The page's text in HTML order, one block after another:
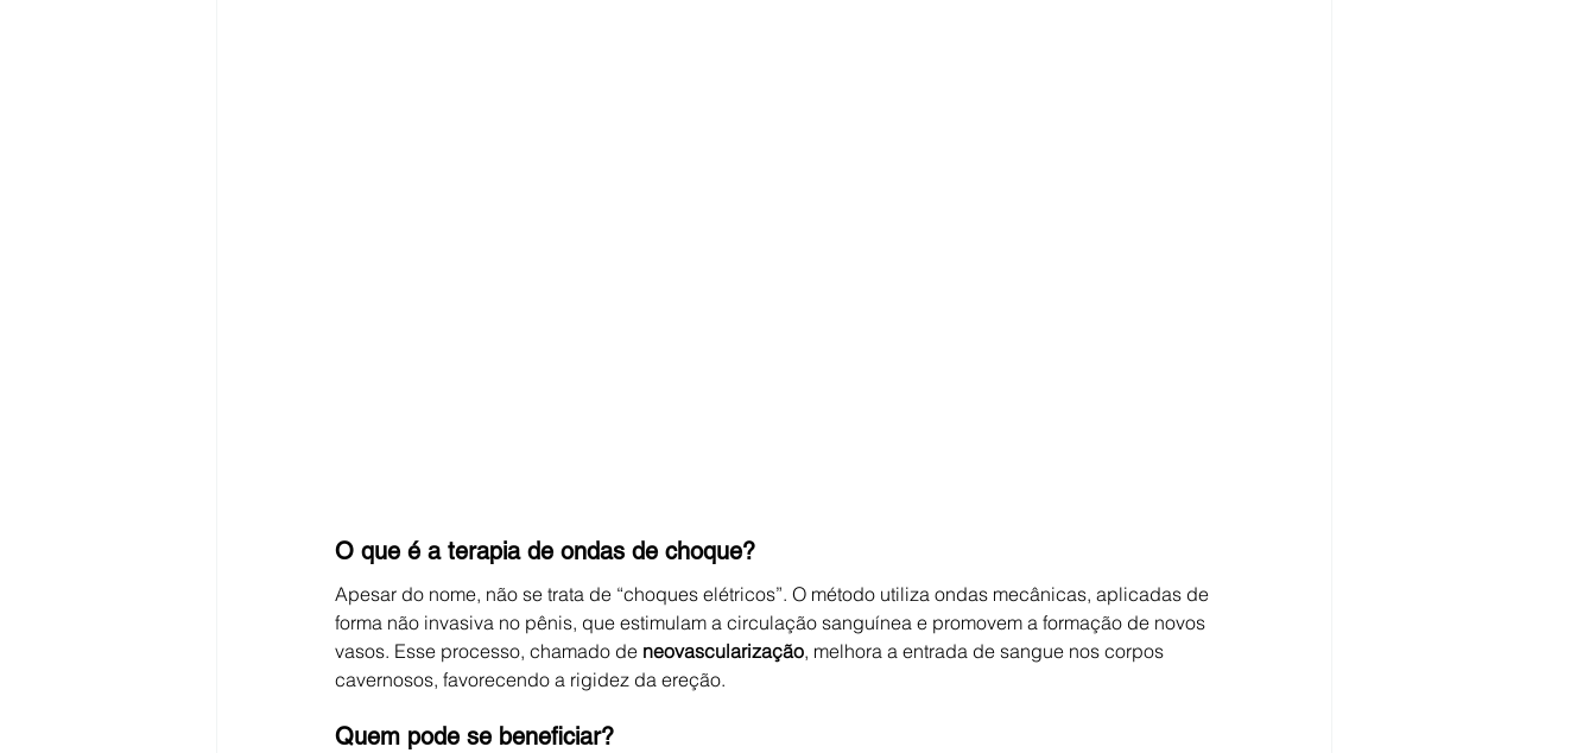
O que é a terapia de ondas de choque?
Apesar do nome, não se trata de “choques elétricos”. O método utiliza ondas mecânicas, aplicadas de
forma não invasiva no pênis, que estimulam a circulação sanguínea e promovem a formação de novos
vasos. Esse processo, chamado de neovascularização, melhora a entrada de sangue nos corpos
cavernosos, favorecendo a rigidez da ereção.
Quem pode se beneficiar?